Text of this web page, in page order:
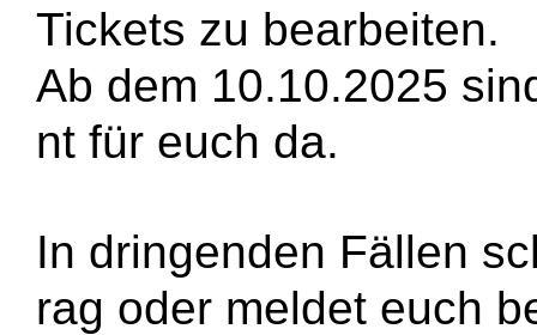
Tickets zu bearbeiten.
Ab dem 10.10.2025
nt für euch da.
In dringenden Fällen
rag oder meldet euch